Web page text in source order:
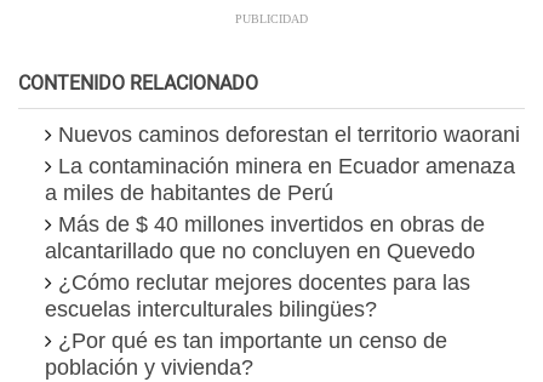
CONTENIDO RELACIONADO
Nuevos caminos deforestan el territorio waorani
La contaminación minera en Ecuador amenaza
a miles de habitantes de Perú
Más de $ 40 millones invertidos en obras de
alcantarillado que no concluyen en Quevedo
¿Cómo reclutar mejores docentes para las
escuelas interculturales bilingües?
¿Por qué es tan importante un censo de
población y vivienda?